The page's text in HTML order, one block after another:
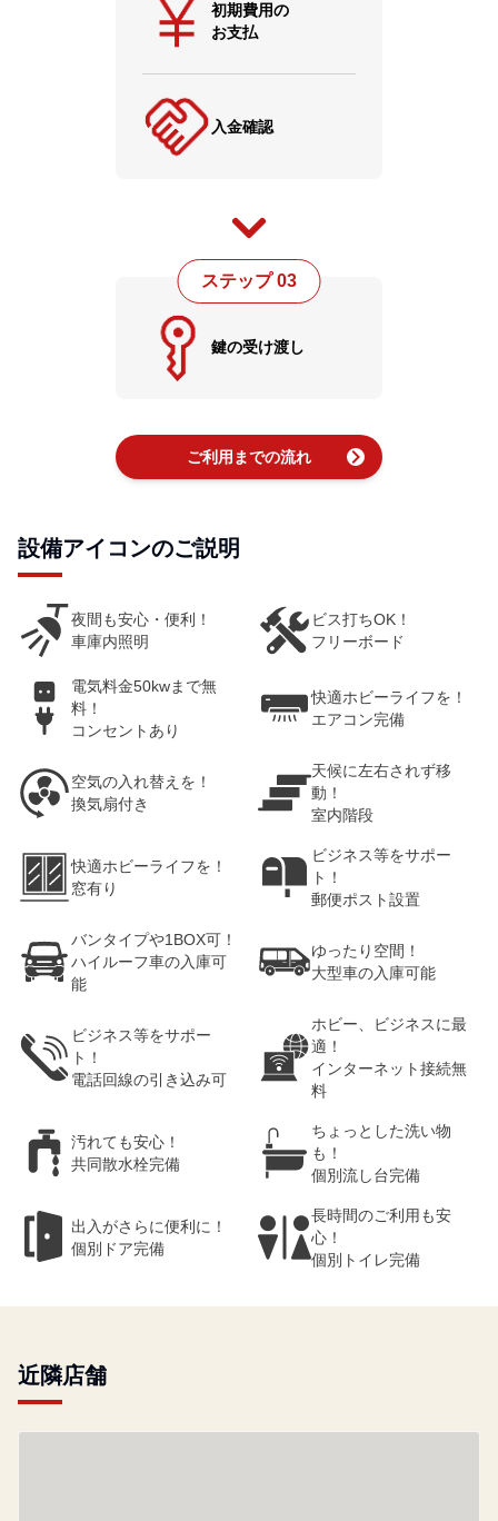
初期費用の
お支払
入金確認
ステップ 03
鍵の受け渡し
ご利用までの流れ chevron_right
設備アイコンのご説明
夜間も安心・便利！
車庫内照明
ビス打ちOK！
フリーボード
電気料金50kwまで無
料！
コンセントあり
快適ホビーライフを！
エアコン完備
空気の入れ替えを！
換気扇付き
天候に左右されず移
動！
室内階段
快適ホビーライフを！
窓有り
ビジネス等をサポー
ト！
郵便ポスト設置
バンタイプや1BOX可！
ハイルーフ車の入庫可
能
ゆったり空間！
大型車の入庫可能
ビジネス等をサポー
ト！
電話回線の引き込み可
ホビー、ビジネスに最
適！
インターネット接続無
料
汚れても安心！
共同散水栓完備
ちょっとした洗い物
も！
個別流し台完備
出入がさらに便利に！
個別ドア完備
長時間のご利用も安
心！
個別トイレ完備
近隣店舗